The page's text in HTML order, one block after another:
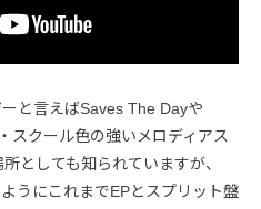
と言えばSaves The Dayや
スクール色の強いメロディアス
としても知られていますが、
うにこれまでEPとスプリット盤